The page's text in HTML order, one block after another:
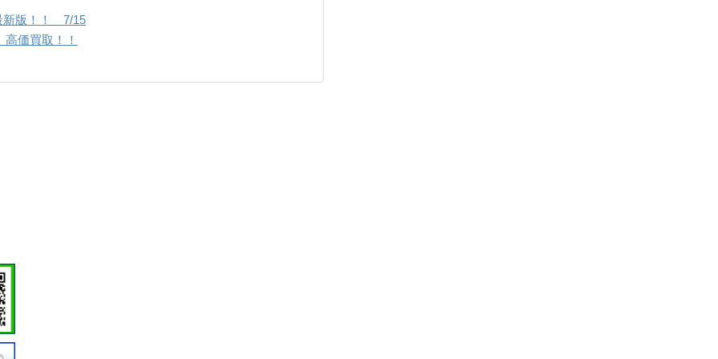
版！！ 7/15
価買取！！